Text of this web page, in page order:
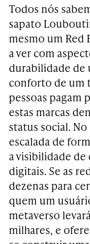
Todos nós
sapato
mesmo um
a ver com
durabilidade de
conforto de um
pessoas pagam
estas marcas
status social.
escalada de
a visibilidade
digitais. Se as
dezenas para
quem um
metaverso
milhares, e